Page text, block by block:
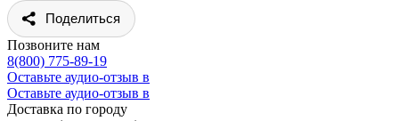
Поделиться
Позвоните нам
8(800) 775-89-19
Оставьте аудио-отзыв в
Оставьте аудио-отзыв в
Доставка по городу